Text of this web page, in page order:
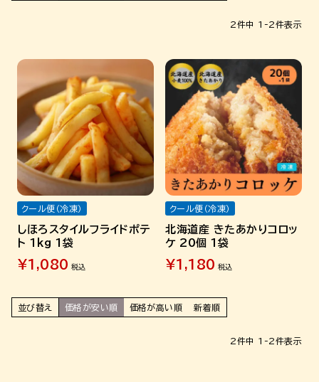
2件中 1 -2件表示
しほろスタイルフライドポテ
ト 1kg 1袋
クール便（冷凍）
¥1,080 税込
北海道産 きたあかりコロッ
ケ 20個 1袋
クール便（冷凍）
¥1,180 税込
並び替え 価格が安い順 価格が高い順 新着順
2件中 1 -2件表示